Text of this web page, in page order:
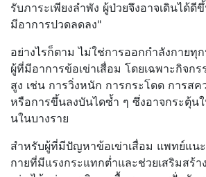
รับภาระเพียงลำพัง ผู้ป่วยจึงอาจเดินได้ดี
มีอาการปวดลดลง"
อย่างไรก็ตาม ไม่ใช่การออกกำลังกายทุ
ผู้ที่มีอาการข้อเข่าเสื่อม โดยเฉพาะกิจก
สูง เช่น การวิ่งหนัก การกระโดด การสค
หรือการขึ้นลงบันไดซ้ำ ๆ ซึ่งอาจกระตุ้น
นในบางราย
สำหรับผู้ที่มีปัญหาข้อเข่าเสื่อม แพทย์แน
กายที่มีแรงกระแทกต่ำและช่วยเสริมสร้า